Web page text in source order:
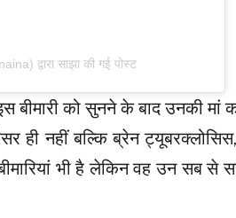
द्वारा साझा की गई पोस्ट
को सुनने के बाद उनकी मां
ही नहीं बल्कि ब्रेन
भी है लेकिन वह उन सब से